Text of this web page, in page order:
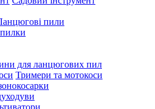
пили
для ланцюгових пил
Тримери та мотокоси